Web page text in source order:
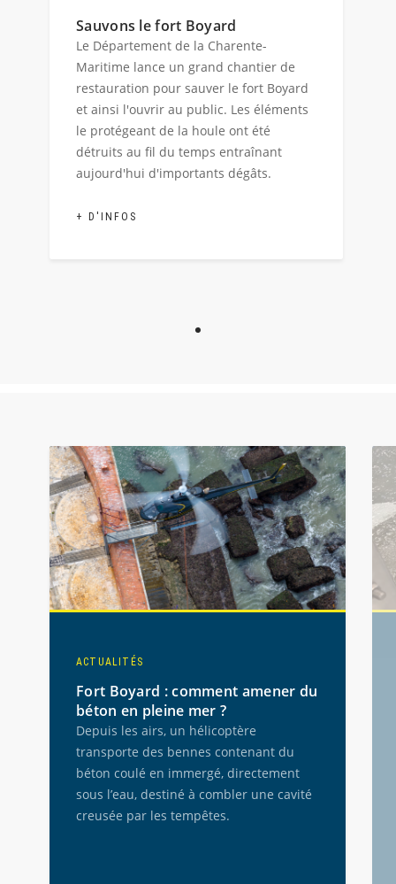
Sauvons le fort Boyard
Le Département de la Charente-
Maritime lance un grand chantier de
restauration pour sauver le fort Boyard
et ainsi l'ouvrir au public. Les éléments
le protégeant de la houle ont été
détruits au fil du temps entraînant
aujourd'hui d'importants dégâts.
+ D'INFOS
Afficher l'image 1
Utilisez les boutons de navigation pour afficher les
ACTUALITÉS
Fort Boyard : comment amener du
béton en pleine mer ?
Depuis les airs, un hélicoptère
transporte des bennes contenant du
béton coulé en immergé, directement
sous l’eau, destiné à combler une cavité
creusée par les tempêtes.